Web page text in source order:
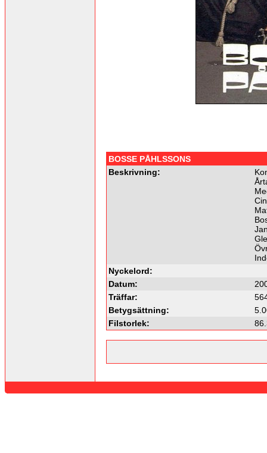
BOSSE PÅHLSSONS
Beskrivning:
Nyckelord:
Datum:
Träffar:
Betygsättning:
Filstorlek: